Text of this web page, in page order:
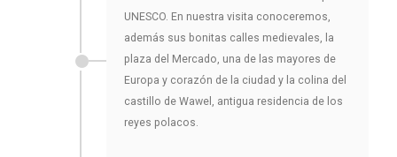
UNESCO. En nuestra visita conoceremos,
además sus bonitas calles medievales, la
plaza del Mercado, una de las mayores de
Europa y corazón de la ciudad y la colina del
castillo de Wawel, antigua residencia de los
reyes polacos.